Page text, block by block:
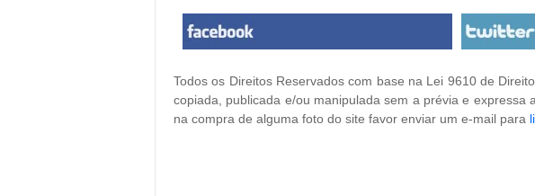
Todos os Direitos Reservados com base na Lei 9610 de
copiada, publicada e/ou manipulada sem a prévia e expressa
na compra de alguma foto do site favor enviar um e-mail para